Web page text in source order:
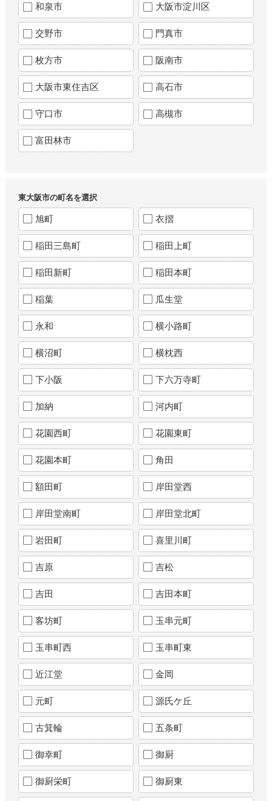
和泉市 大阪市淀川区
交野市 門真市
枚方市 阪南市
大阪市東住吉区 高石市
守口市 高槻市
富田林市
東大阪市の町名を選択
旭町 衣摺
稲田三島町 稲田上町
稲田新町 稲田本町
稲葉 瓜生堂
永和 横小路町
横沼町 横枕西
下小阪 下六万寺町
加納 河内町
花園西町 花園東町
花園本町 角田
額田町 岸田堂西
岸田堂南町 岸田堂北町
岩田町 喜里川町
吉原 吉松
吉田 吉田本町
客坊町 玉串元町
玉串町西 玉串町東
近江堂 金岡
元町 源氏ケ丘
古箕輪 五条町
御幸町 御厨
御厨栄町 御厨東